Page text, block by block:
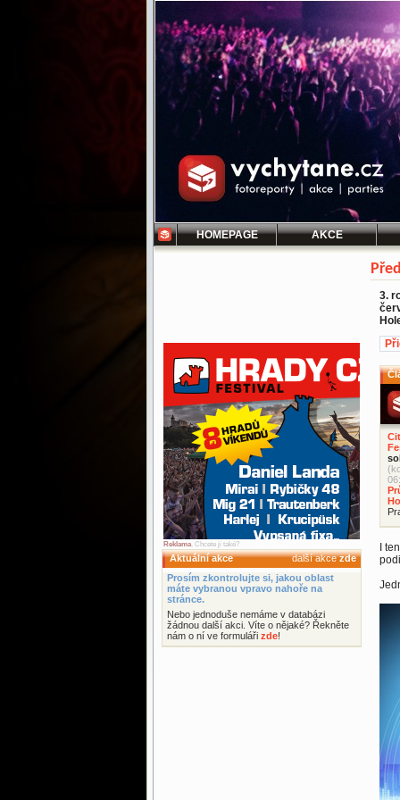
HOMEPAGE AKCE
Reklama. Chcete ji také?
Aktuální akce další akcezde
Prosím zkontrolujte si, jakou oblast
máte vybranou vpravo nahoře na
stránce.
Nebo jednoduše nemáme v databázi
žádnou další akci. Víte o nějaké? Řekněte
nám o ní ve formuláři zde!
3.
I